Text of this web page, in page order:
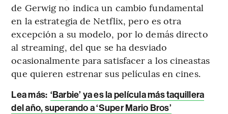
de Gerwig no indica un cambio fundamental
en la estrategia de Netflix, pero es otra
excepción a su modelo, por lo demás directo
al streaming, del que se ha desviado
ocasionalmente para satisfacer a los cineastas
que quieren estrenar sus películas en cines.
Lea más: ‘Barbie’ ya es la película más taquillera
del año, superando a ‘Super Mario Bros’